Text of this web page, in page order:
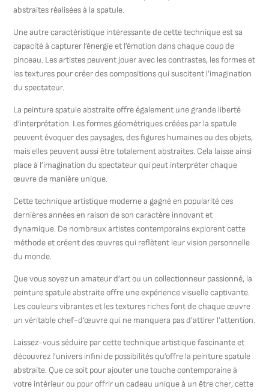
abstraites réalisées à la spatule.
Une autre caractéristique intéressante de cette technique est sa
capacité à capturer l’énergie et l’émotion dans chaque coup de
pinceau. Les artistes peuvent jouer avec les contrastes, les formes et
les textures pour créer des compositions qui suscitent l’imagination
du spectateur.
La peinture spatule abstraite offre également une grande liberté
d’interprétation. Les formes géométriques créées par la spatule
peuvent évoquer des paysages, des figures humaines ou des objets,
mais elles peuvent aussi être totalement abstraites. Cela laisse ainsi
place à l’imagination du spectateur qui peut interpréter chaque
œuvre de manière unique.
Cette technique artistique moderne a gagné en popularité ces
dernières années en raison de son caractère innovant et
dynamique. De nombreux artistes contemporains explorent cette
méthode et créent des œuvres qui reflètent leur vision personnelle
du monde.
Que vous soyez un amateur d’art ou un collectionneur passionné, la
peinture spatule abstraite offre une expérience visuelle captivante.
Les couleurs vibrantes et les textures riches font de chaque œuvre
un véritable chef-d’œuvre qui ne manquera pas d’attirer l’attention.
Laissez-vous séduire par cette technique artistique fascinante et
découvrez l’univers infini de possibilités qu’offre la peinture spatule
abstraite. Que ce soit pour ajouter une touche contemporaine à
votre intérieur ou pour offrir un cadeau unique à un être cher, cette